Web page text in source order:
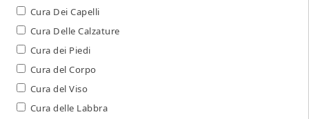
Cura Dei Capelli
Cura Delle Calzature
Cura dei Piedi
Cura del Corpo
Cura del Viso
Cura delle Labbra